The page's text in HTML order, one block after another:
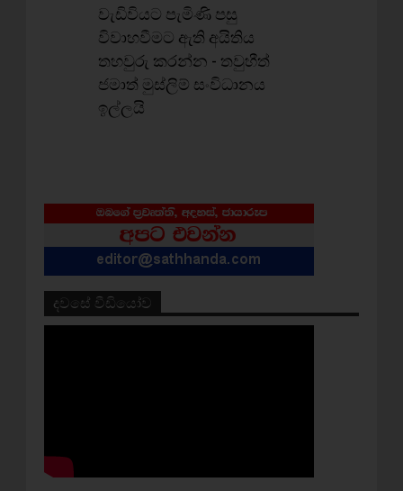
වැඩිවියට පැමිණි පසු
විවාහවීමට ඇති අයිතිය
තහවුරු කරන්න - තවුහීත්
ජමාත් මුස්ලිම් සංවිධානය
ඉල්ලයි
දවසේ වීඩියෝව